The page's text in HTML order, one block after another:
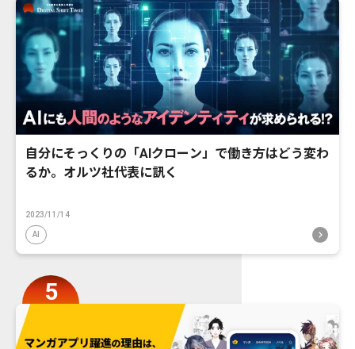
自分にそっくりの「AIクローン」で働き方はどう変わ
るか。オルツ社代表に訊く
2023/11/14
AI